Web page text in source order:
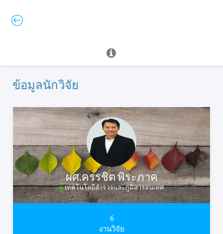
ข้อมูลนักวิจัย
ผศ.ครรชิต พิระภาค
เทคโนโลยีสำรวจและภูมิสารสนเทศ
6
งานวิจัย